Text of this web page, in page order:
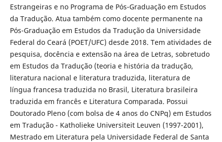
Estrangeiras e no Programa de Pós-Graduação em Estudos
da Tradução. Atua também como docente permanente na
Pós-Graduação em Estudos da Tradução da Universidade
Federal do Ceará (POET/UFC) desde 2018. Tem atividades de
pesquisa, docência e extensão na área de Letras, sobretudo
em Estudos da Tradução (teoria e história da tradução,
literatura nacional e literatura traduzida, literatura de
língua francesa traduzida no Brasil, Literatura brasileira
traduzida em francês e Literatura Comparada. Possui
Doutorado Pleno (com bolsa de 4 anos do CNPq) em Estudos
em Tradução - Katholieke Universiteit Leuven (1997-2001),
Mestrado em Literatura pela Universidade Federal de Santa